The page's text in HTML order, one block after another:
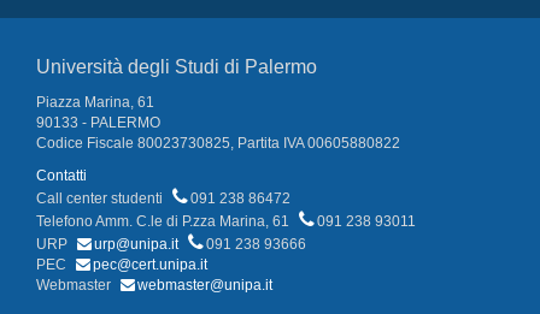
Università degli Studi di Palermo
Piazza Marina, 61
90133 - PALERMO
Codice Fiscale 80023730825, Partita IVA 00605880822
Contatti
Call center studenti
091 238 86472
Telefono Amm. C.le di P.zza Marina, 61
091 238 93011
URP
urp@unipa.it
091 238 93666
PEC
pec@cert.unipa.it
Webmaster
webmaster@unipa.it